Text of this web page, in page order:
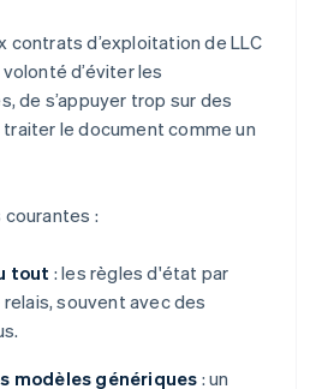
contrats d’exploitation de LLC
d’éviter les
de s’appuyer trop sur des
le document comme un
:
tout : les règles d'état par
souvent avec des
modèles génériques : un